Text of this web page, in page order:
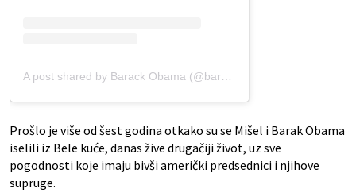
A post shared by Barack Obama (@barackobama)
Prošlo je više od šest godina otkako su se Mišel i Barak Obama
iselili iz Bele kuće, danas žive drugačiji život, uz sve
pogodnosti koje imaju bivši američki predsednici i njihove
supruge.